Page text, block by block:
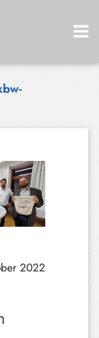
2022